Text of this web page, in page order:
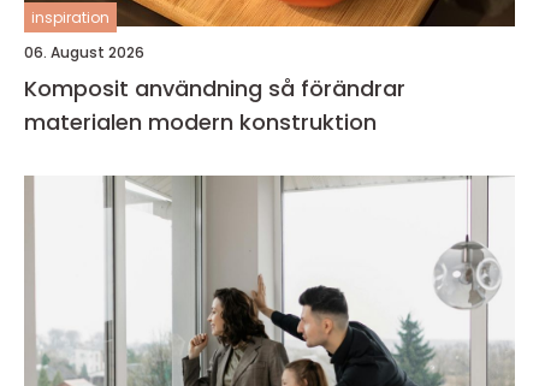
inspiration
06. August 2026
Komposit användning så förändrar
materialen modern konstruktion